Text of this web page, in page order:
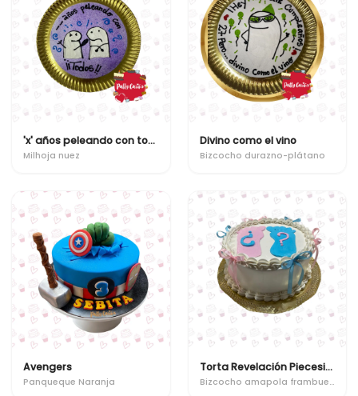
'x' años peleando con todos!!
Milhoja nuez
Divino como el vino
Bizcocho durazno-plátano
Avengers
Panqueque Naranja
Torta Revelación Piecesitos
Bizcocho amapola frambuesa